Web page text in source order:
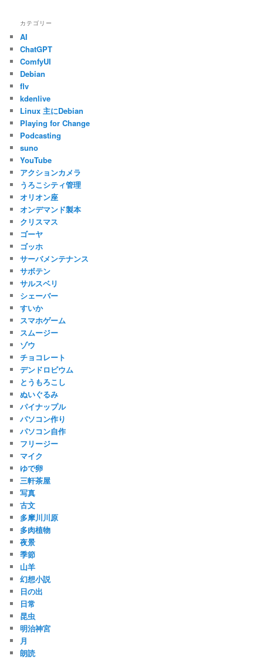
カテゴリー
AI
ChatGPT
ComfyUI
Debian
flv
kdenlive
Linux 主にDebian
Playing for Change
Podcasting
suno
YouTube
アクションカメラ
うろこシティ管理
オリオン座
オンデマンド製本
クリスマス
ゴーヤ
ゴッホ
サーバメンテナンス
サボテン
サルスベリ
シェーバー
すいか
スマホゲーム
スムージー
ゾウ
チョコレート
デンドロビウム
とうもろこし
ぬいぐるみ
パイナップル
パソコン作り
パソコン自作
フリージー
マイク
ゆで卵
三軒茶屋
写真
古文
多摩川川原
多肉植物
夜景
季節
山羊
幻想小説
日の出
日常
昆虫
明治神宮
月
朗読